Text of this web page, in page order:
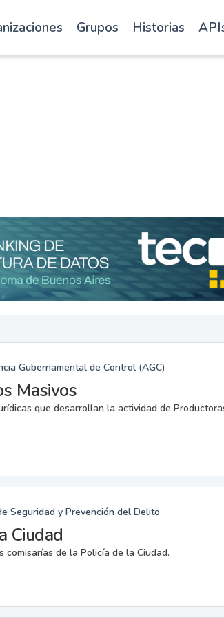
Grupos Historias
Gubernamental de Control (AGC)
Masivos
que desarrollan la actividad de
Seguridad y Prevención del Delito
Ciudad
de la Policía de la Ciudad.